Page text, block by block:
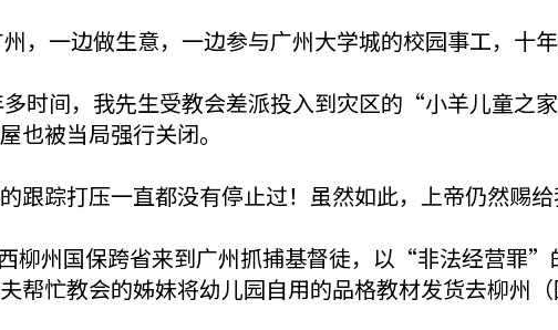
，一边做生意，一边参与广州大学城的校园事工，十
时间，我先生受教会差派投入到灾区的“小羊儿童之
也被当局强行关闭。
跟踪打压一直都没有停止过！虽然如此，上帝仍然赐
柳州国保跨省来到广州抓捕基督徒，以“非法经营罪
帮忙教会的姊妹将幼儿园自用的品格教材发货去柳州（